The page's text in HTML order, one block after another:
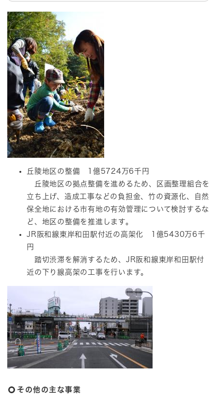
丘陵地区の整備 1億5724万6千円
丘陵地区の拠点整備を進めるため、区画整理組合を
立ち上げ、造成工事などの負担金、竹の資源化、自然
保全地における市有地の有効管理について検討するな
ど、地区の整備を推進します。
JR阪和線東岸和田駅付近の高架化 1億5430万6千
円
踏切渋滞を解消するため、JR阪和線東岸和田駅付
近の下り線高架の工事を行います。
その他の主な事業